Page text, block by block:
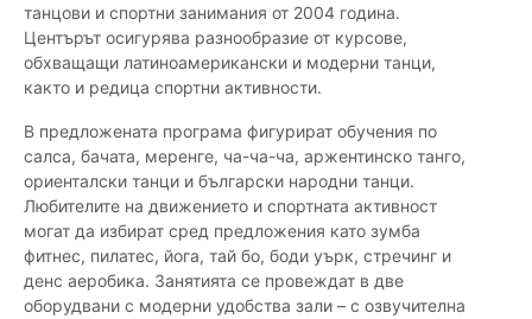
танцови и спортни занимания от 2004 година.
Центърът осигурява разнообразие от курсове,
обхващащи латиноамерикански и модерни танци,
както и редица спортни активности.
В предложената програма фигурират обучения по
салса, бачата, меренге, ча-ча-ча, аржентинско танго,
ориенталски танци и български народни танци.
Любителите на движението и спортната активност
могат да избират сред предложения като зумба
фитнес, пилатес, йога, тай бо, боди уърк, стречинг и
денс аеробика. Занятията се провеждат в две
оборудвани с модерни удобства зали – с озвучителна